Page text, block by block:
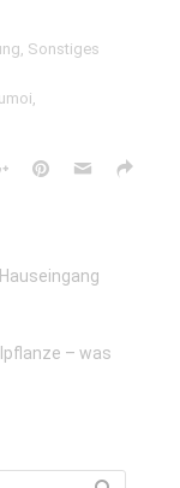
, Sonstiges
,
– was